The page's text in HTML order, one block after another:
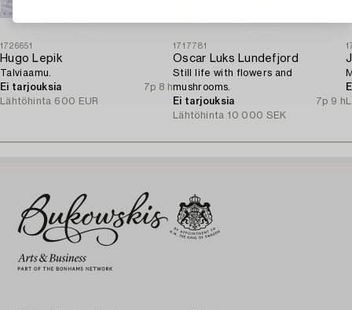
1726651
Hugo Lepik
Talviaamu.
Ei tarjouksia
7p 8 h
Lähtöhinta 600 EUR
1717781
Oscar Luks Lundefjord
Still life with flowers and
mushrooms.
Ei tarjouksia
7p 9 h
Lähtöhinta 10 000 SEK